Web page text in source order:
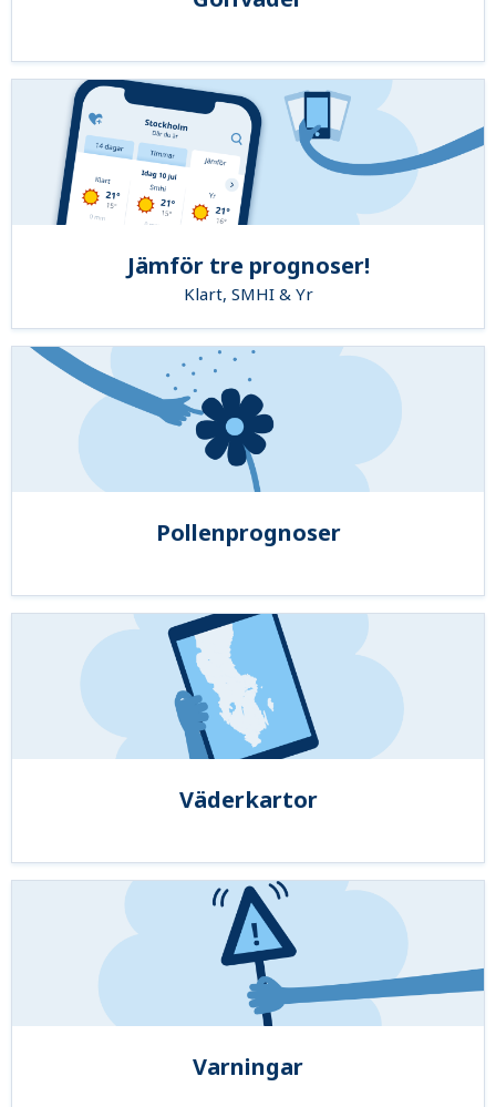
Jämför tre prognoser!
Klart, SMHI & Yr
Pollenprognoser
Väderkartor
Varningar